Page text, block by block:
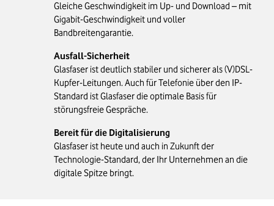
Gleiche Geschwindigkeit im Up- und Download – mit
Gigabit-Geschwindigkeit und voller
Bandbreitengarantie.
Ausfall-Sicherheit
Glasfaser ist deutlich stabiler und sicherer als (V)DSL-
Kupfer-Leitungen. Auch für Telefonie über den IP-
Standard ist Glasfaser die optimale Basis für
störungsfreie Gespräche.
Bereit für die Digitalisierung
Glasfaser ist heute und auch in Zukunft der
Technologie-Standard, der Ihr Unternehmen an die
digitale Spitze bringt.